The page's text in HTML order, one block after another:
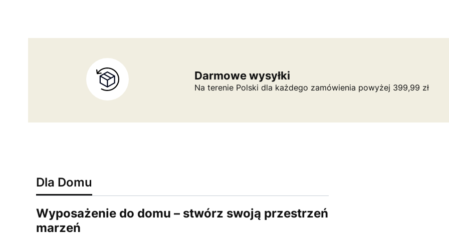
Darmowe wysyłki
Na terenie Polski dla każdego zamówienia powyżej 399,99 zł
Dla Domu
Wyposażenie do domu – stwórz swoją przestrzeń
marzeń